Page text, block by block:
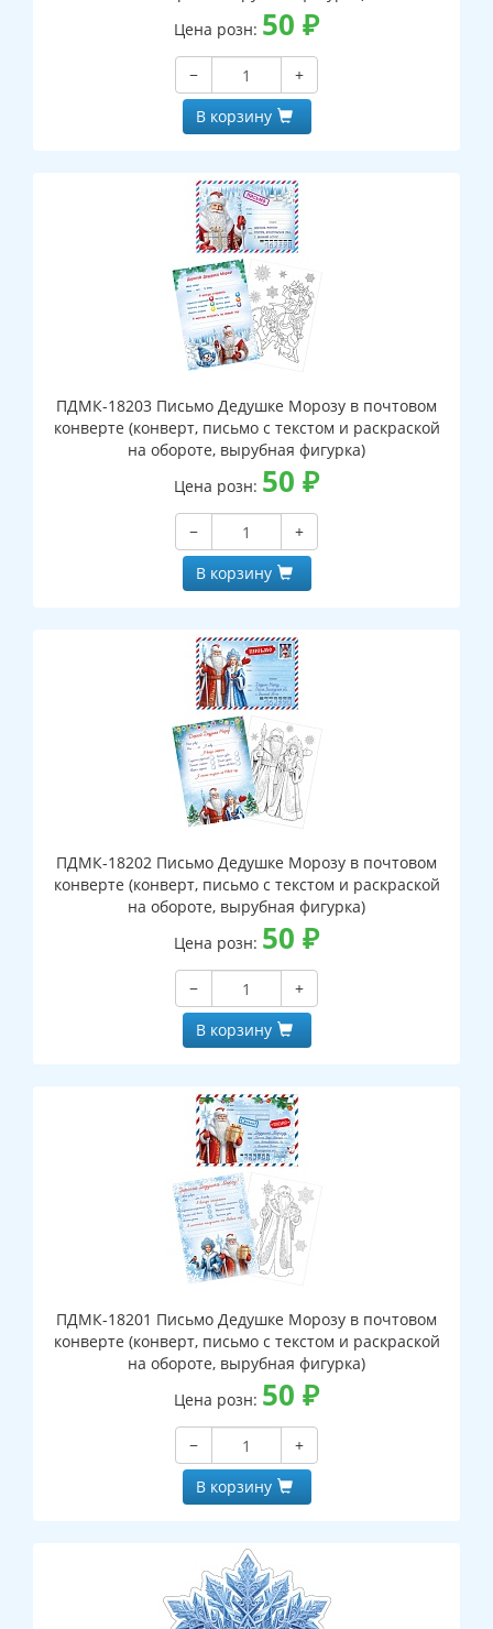
Цена розн: 50 ₽
−
+
В корзину
ПДМК-18203 Письмо Дедушке Морозу в почтовом
конверте (конверт, письмо с текстом и раскраской
на обороте, вырубная фигурка)
Цена розн: 50 ₽
−
+
В корзину
ПДМК-18202 Письмо Дедушке Морозу в почтовом
конверте (конверт, письмо с текстом и раскраской
на обороте, вырубная фигурка)
Цена розн: 50 ₽
−
+
В корзину
ПДМК-18201 Письмо Дедушке Морозу в почтовом
конверте (конверт, письмо с текстом и раскраской
на обороте, вырубная фигурка)
Цена розн: 50 ₽
−
+
В корзину